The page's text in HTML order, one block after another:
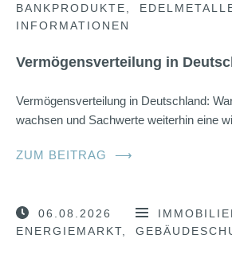
BANKPRODUKTE
INFORMATIONEN
Vermögensverteilung in
Vermögensverteilung in Deutschland:
wachsen und Sachwerte weiterhin eine
ZUM BEITRAG ⟶
06.08.2026
ENERGIEMARKT